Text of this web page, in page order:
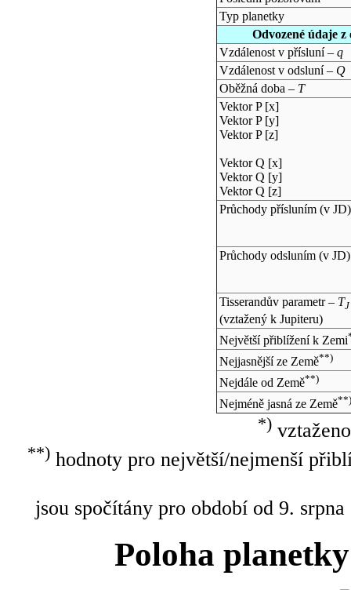
Typ planetky
Odvozené údaje
Vzdálenost v přísluní – q
Vzdálenost v odsluní – Q
Oběžná doba – T
Vektor P [x]
Vektor P [y]
Vektor P [z]
Vektor Q [x]
Vektor Q [y]
Vektor Q [z]
Průchody přísluním (v JD)
Průchody odsluním (v JD)
Tisserandův parametr – TJ
(vztažený k Jupiteru)
Největší přiblížení k Zemi
Nejjasnější ze Země**)
Nejdále od Země**)
Nejméně jasná ze Země**)
*)
**)hodnoty pro největší/nejmenší
jsou spočítány pro období od 9.
Poloha